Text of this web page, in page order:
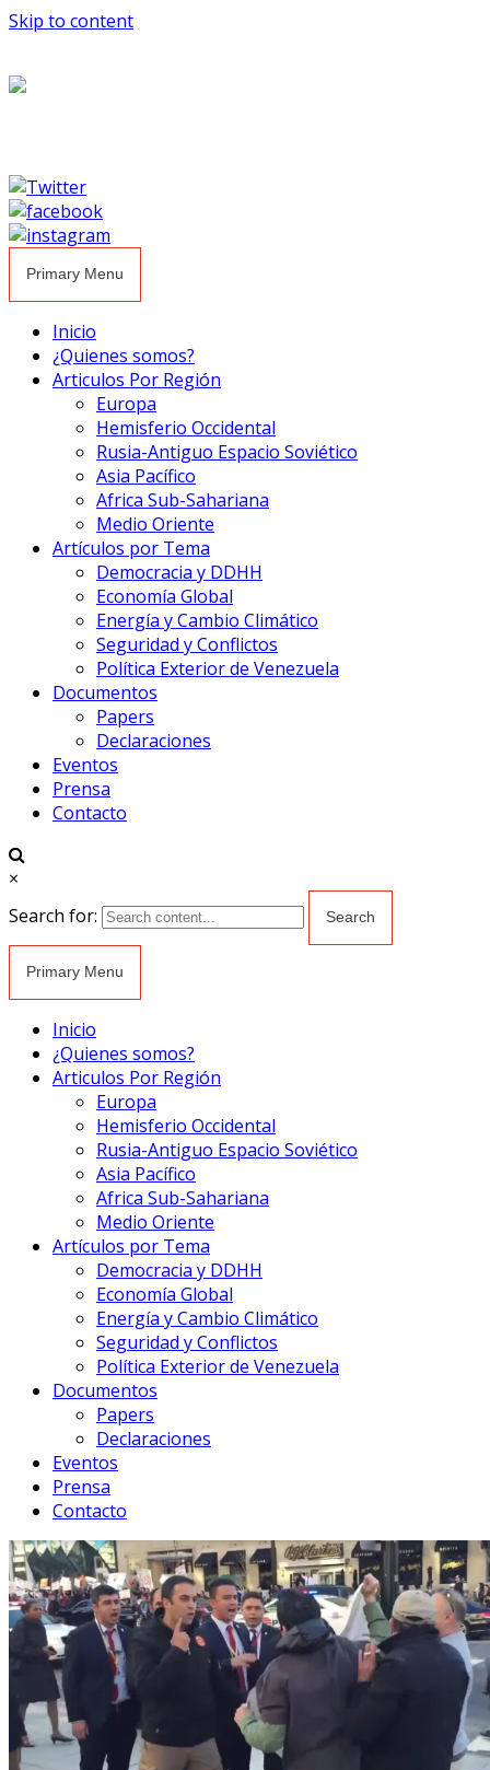
Skip to content
Primary Menu
Inicio
¿Quienes somos?
Articulos Por Región
Europa
Hemisferio Occidental
Rusia-Antiguo Espacio Soviético
Asia Pacífico
Africa Sub-Sahariana
Medio Oriente
Artículos por Tema
Democracia y DDHH
Economía Global
Energía y Cambio Climático
Seguridad y Conflictos
Política Exterior de Venezuela
Documentos
Papers
Declaraciones
Eventos
Prensa
Contacto
×
Search for:
Primary Menu
Inicio
¿Quienes somos?
Articulos Por Región
Europa
Hemisferio Occidental
Rusia-Antiguo Espacio Soviético
Asia Pacífico
Africa Sub-Sahariana
Medio Oriente
Artículos por Tema
Democracia y DDHH
Economía Global
Energía y Cambio Climático
Seguridad y Conflictos
Política Exterior de Venezuela
Documentos
Papers
Declaraciones
Eventos
Prensa
Contacto